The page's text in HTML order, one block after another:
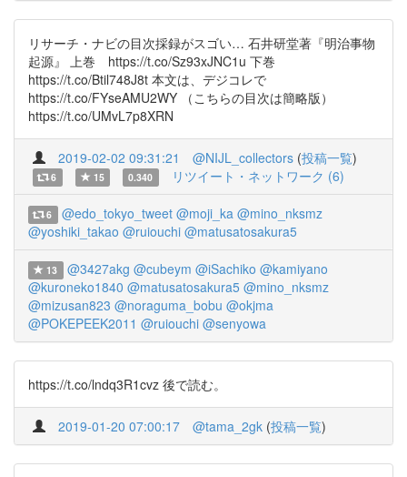
リサーチ・ナビの目次採録がスゴい… 石井研堂著『明治事物
起源』 上巻 https://t.co/Sz93xJNC1u 下巻
https://t.co/Btil748J8t 本文は、デジコレで
https://t.co/FYseAMU2WY （こちらの目次は簡略版）
https://t.co/UMvL7p8XRN
2019-02-02 09:31:21 @NIJL_collectors (投稿一覧)
6 15 0.340 リツイート・ネットワーク (6)
6 @edo_tokyo_tweet @moji_ka @mino_nksmz
@yoshiki_takao @ruiouchi @matusatosakura5
13 @3427akg @cubeym @iSachiko @kamiyano
@kuroneko1840 @matusatosakura5 @mino_nksmz
@mizusan823 @noraguma_bobu @okjma
@POKEPEEK2011 @ruiouchi @senyowa
https://t.co/lndq3R1cvz 後で読む。
2019-01-20 07:00:17 @tama_2gk (投稿一覧)